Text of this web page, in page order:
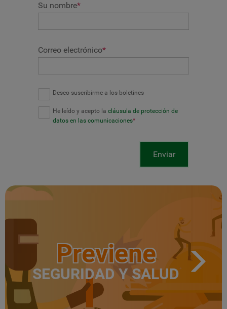
Su nombre*
Correo electrónico*
Deseo suscribirme a los boletines
He leído y acepto la cláusula de protección de
datos en las comunicaciones*
Enviar
Previene
SEGURIDAD Y SALUD